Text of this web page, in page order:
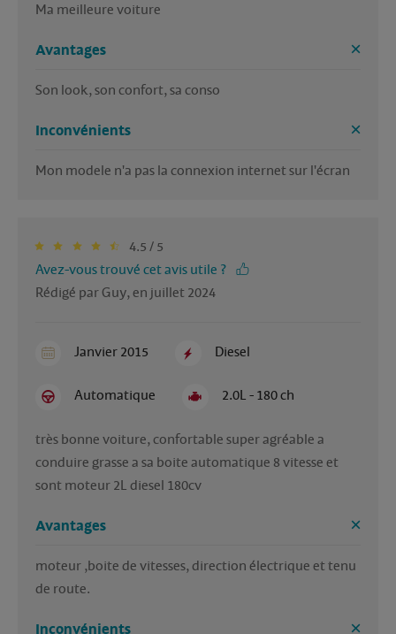
Ma meilleure voiture
Avantages
Son look, son confort, sa conso
Inconvénients
Mon modele n'a pas la connexion internet sur l'écran
4.5 / 5
Avez-vous trouvé cet avis utile ?
Rédigé par Guy, en juillet 2024
Janvier 2015 Diesel
Automatique 2.0L - 180 ch
très bonne voiture, confortable super agréable a
conduire grasse a sa boite automatique 8 vitesse et
sont moteur 2L diesel 180cv
Avantages
moteur ,boite de vitesses, direction électrique et tenu
de route.
Inconvénients